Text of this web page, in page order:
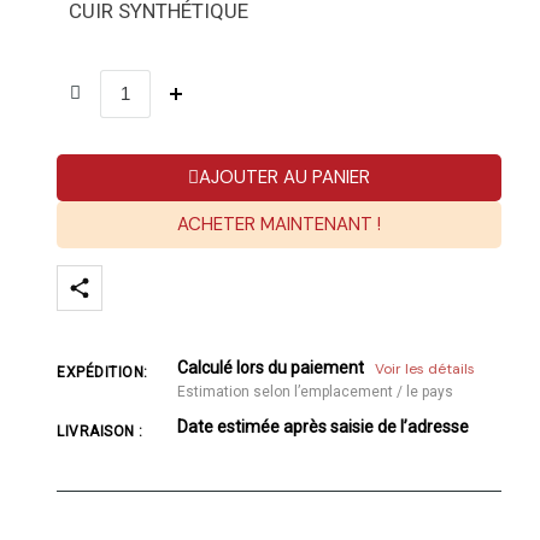
CUIR SYNTHÉTIQUE
AJOUTER AU PANIER
ACHETER MAINTENANT !
EXPÉDITION: Calculé lors du paiement Voir les détails
Estimation selon l’emplacement / le pays
LIVRAISON : Date estimée après saisie de l’adresse